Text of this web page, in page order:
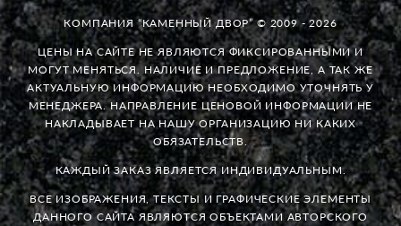
КОМПАНИЯ “КАМЕННЫЙ ДВОР” © 2009 - 2026
ЦЕНЫ НА САЙТЕ НЕ ЯВЛЯЮТСЯ ФИКСИРОВАННЫМИ И
МОГУТ МЕНЯТЬСЯ. НАЛИЧИЕ И ПРЕДЛОЖЕНИЕ, А ТАК ЖЕ
АКТУАЛЬНУЮ ИНФОРМАЦИЮ НЕОБХОДИМО УТОЧНЯТЬ У
МЕНЕДЖЕРА. НАПРАВЛЕНИЕ ЦЕНОВОЙ ИНФОРМАЦИИ НЕ
НАКЛАДЫВАЕТ НА НАШУ ОРГАНИЗАЦИЮ НИ КАКИХ
ОБЯЗАТЕЛЬСТВ.
КАЖДЫЙ ЗАКАЗ ЯВЛЯЕТСЯ ИНДИВИДУАЛЬНЫМ.
ВСЕ ИЗОБРАЖЕНИЯ, ТЕКСТЫ И ГРАФИЧЕСКИЕ ЭЛЕМЕНТЫ
ДАННОГО САЙТА ЯВЛЯЮТСЯ ОБЪЕКТАМИ АВТОРСКОГО